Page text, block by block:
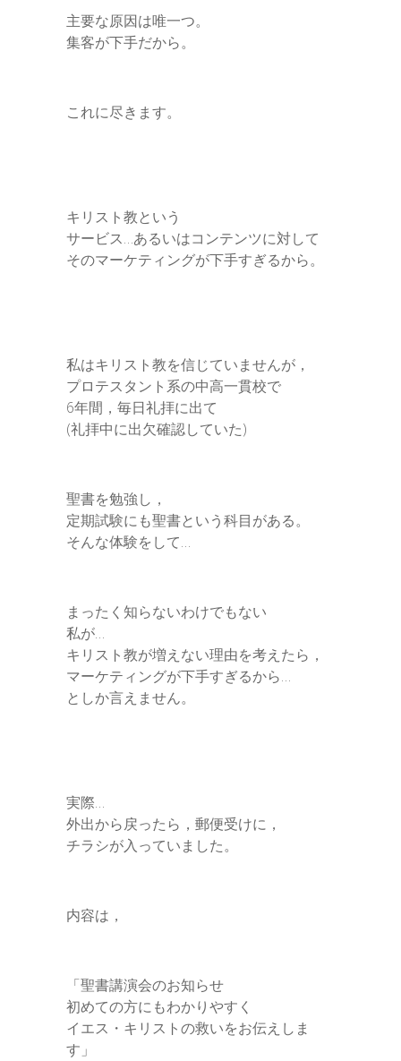
主要な原因は唯一つ。
集客が下手だから。
これに尽きます。
キリスト教という
サービス…あるいはコンテンツに対して
そのマーケティングが下手すぎるから。
私はキリスト教を信じていませんが，
プロテスタント系の中高一貫校で
6年間，毎日礼拝に出て
(礼拝中に出欠確認していた)
聖書を勉強し，
定期試験にも聖書という科目がある。
そんな体験をして…
まったく知らないわけでもない
私が…
キリスト教が増えない理由を考えたら，
マーケティングが下手すぎるから…
としか言えません。
実際…
外出から戻ったら，郵便受けに，
チラシが入っていました。
内容は，
「聖書講演会のお知らせ
初めての方にもわかりやすく
イエス・キリストの救いをお伝えしま
す」